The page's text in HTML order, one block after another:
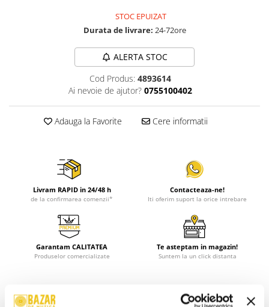
STOC EPUIZAT
Durata de livrare: 24-72ore
ALERTA STOC
Cod Produs: 4893614
Ai nevoie de ajutor? 0755100402
Adauga la Favorite Cere informatii
Livram RAPID in 24/48 h
de la confirmarea comenzii*
Contacteaza-ne!
Iti oferim suport la orice intrebare
Garantam CALITATEA
Produselor comercializate
Te asteptam in magazin!
Suntem la un click distanta
Descriere